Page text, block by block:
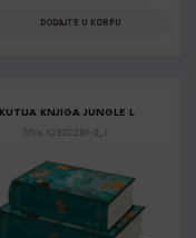
DODAJTE U KORPU
KUTIJA KNJIGA JUNGLE L
Šifra: K29022BX-3_1